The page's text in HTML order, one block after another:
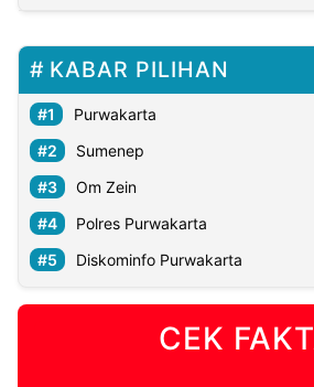
KABAR PILIHAN
Purwakarta
Sumenep
Om Zein
Polres Purwakarta
Diskominfo Purwakarta
CEK